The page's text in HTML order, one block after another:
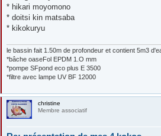
* hikari moyomono
* doitsi kin matsaba
* kikokuryu
le bassin fait 1.50m de profondeur et contient 5m3
*bâche oaseFol EPDM 1.O mm
*pompe SFpond eco plus E 3500
*filtre avec lampe UV BF 12000
christine
Membre associatif